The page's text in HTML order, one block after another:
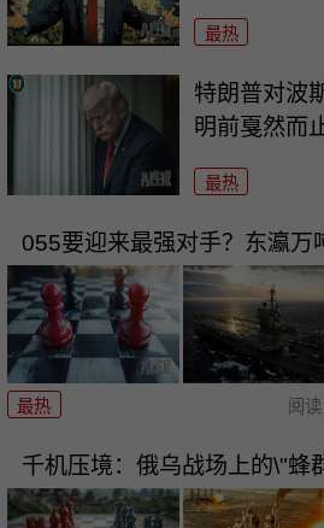
最热
特朗普对波
明前戛然而
最热
055要迎来最强对手？东瀛万
最热 阅读
千机压境：俄乌战场上的\"蜂